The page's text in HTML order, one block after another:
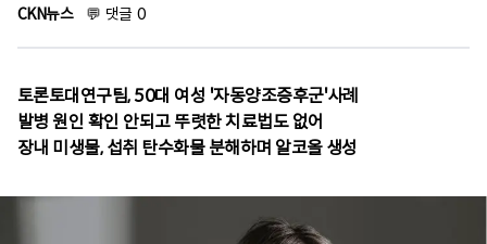
CKN뉴스 💬 댓글 0
토론토대연구팀, 50대 여성 '자동양조증후군'사례
발병 원인 확인 안되고 뚜렷한 치료법도 없어
장내 미생물, 섭취 탄수화물 분해하며 알코올 생성